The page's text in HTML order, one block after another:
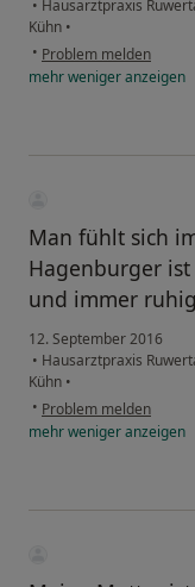
• Hausarztpraxis
Kühn •
• Problem melden
mehrwenigeranzeigen
Man fühlt sich
Hagenburger
und immer
12. September 2016
• Hausarztpraxis
Kühn •
• Problem melden
mehrwenigeranzeigen